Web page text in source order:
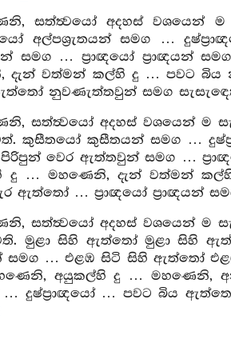
සත්ත්‍වයෝ අදහස් වශයෙන්
අල්පශ්‍රැතයන් සමග …
සමග … ප්‍රාඥයෝ ප්‍රාඥයන්
දැන් වත්මන් කල්හි දු … පවට බිය
නුවණැත්තවුන් සමග
සත්ත්‍වයෝ අදහස් වශයෙන් ම
කුසීතයෝ කුසීතයන් සමග …
වෙර ඇත්තවුන් සමග …
දු … මහණෙනි, දැන් වත්මන්
ඇත්තෝ … ප්‍රාඥයෝ ප්‍රාඥයන්
සත්ත්‍වයෝ අදහස් වශයෙන් ම
මුළා සිහි ඇත්තෝ මුළා සිහි
… එළඹ සිටි සිහි ඇත්තෝ
අයුකල්හි දු … මහණෙනි,
දුෂ්ප්‍රාඥයෝ … පවට බිය